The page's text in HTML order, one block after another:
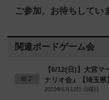
ご参加、お待ちしてい
関連ボードゲーム会
終了
【6/12(日)】大宮マ
ナリオ会』【埼玉県】
2022年6月12日 日曜日